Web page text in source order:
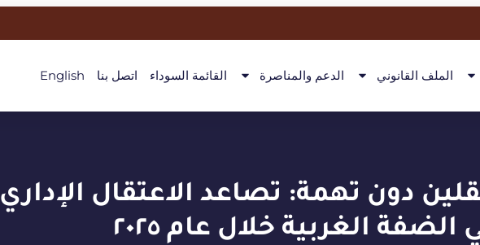
الملف القانوني الدعم والمناصرة القائمة السوداء اتصل بنا English
دون تهمة: تصاعد الاعتقال الإداري
الضفة الغربية خلال عام ٢٠٢٥